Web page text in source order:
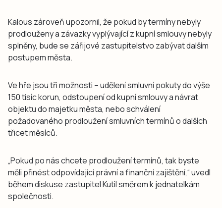
Kalous zároveň upozornil, že pokud by termíny nebyly
prodlouženy a závazky vyplývající z kupní smlouvy nebyly
splněny, bude se zářijové zastupitelstvo zabývat dalším
postupem města.
Ve hře jsou tři možnosti – udělení smluvní pokuty do výše
150 tisíc korun, odstoupení od kupní smlouvy a návrat
objektu do majetku města, nebo schválení
požadovaného prodloužení smluvních termínů o dalších
třicet měsíců.
„Pokud po nás chcete prodloužení termínů, tak byste
měli přinést odpovídající právní a finanční zajištění,“ uvedl
během diskuse zastupitel Kutil směrem k jednatelkám
společnosti.